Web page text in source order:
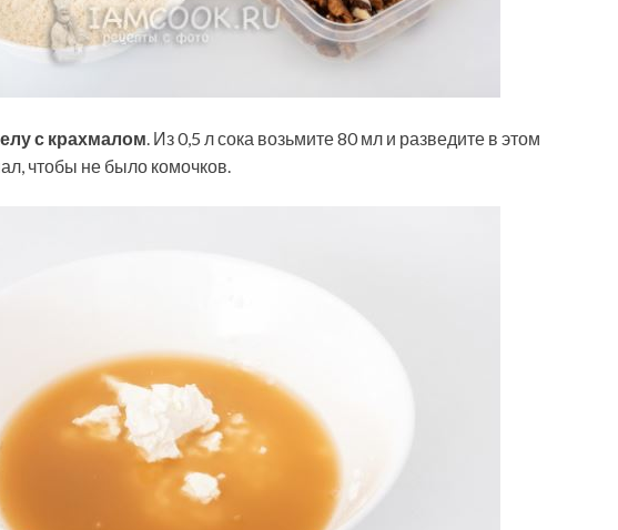
с крахмалом. Из 0,5 л сока возьмите 80 мл и разведите в этом
чтобы не было комочков.